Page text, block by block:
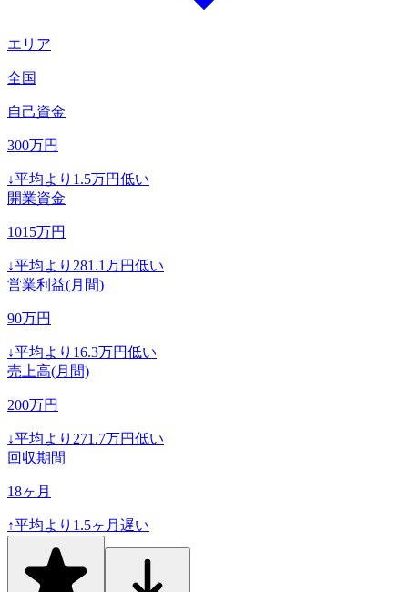
エリア
全国
自己資金
300万円
↓平均より 1.5万円低い
開業資金
1015万円
↓平均より 281.1万円低い
営業利益(月間)
90万円
↓平均より 16.3万円低い
売上高(月間)
200万円
↓平均より 271.7万円低い
回収期間
18ヶ月
↑平均より 1.5ヶ月遅い